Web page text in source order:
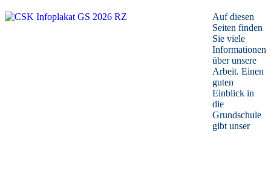
Auf diesen
Seiten finden
Sie viele
Informationen
über unsere
Arbeit. Einen
guten
Einblick in
die
Grundschule
gibt unser